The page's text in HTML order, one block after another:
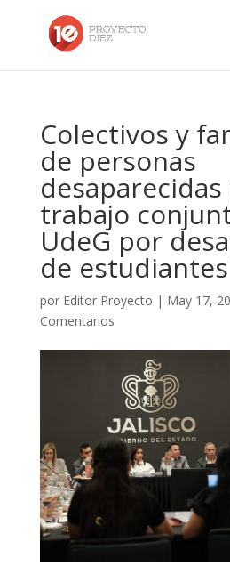
Colectivos y
de personas
trabajo
UdeG por
de estudiantes
por Editor Proyecto | May 17,
Comentarios